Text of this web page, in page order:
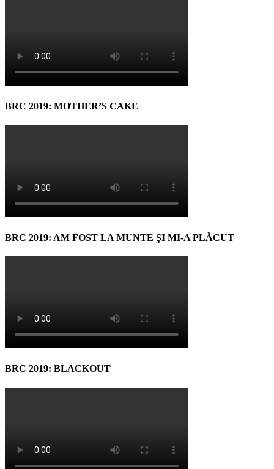
BRC 2019: MOTHER’S CAKE
BRC 2019: AM FOST LA MUNTE ŞI MI-A PLĂCUT
BRC 2019: BLACKOUT